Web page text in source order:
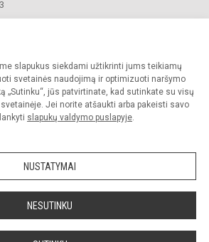
slapukus siekdami užtikrinti jums teikiamų
svetainės naudojimą ir optimizuoti naršymo
„Sutinku“, jūs patvirtinate, kad sutinkate su visų
Jei norite atšaukti arba pakeisti savo
slapukų valdymo puslapyje.
NUSTATYMAI
NESUTINKU
saugomos.
gimnazijos sutikimo griežtai draudžiama.
paraiška Slapukų valdymas